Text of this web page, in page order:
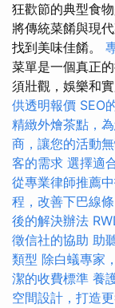
狂歡節的典型食
將傳統菜餚與現
找到美味佳餚。
菜單是一個真正
須壯觀，娛樂和實
供透明報價 SEO
精緻外燴茶點，
商，讓您的活動
客的需求 選擇適
從專業律師推薦
程，改善下巴線條
後的解決辦法
徵信社的協助 助
類型 除白蟻專家
潔的收費標準 養
空間設計，打造